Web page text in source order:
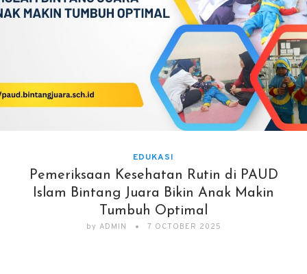
EDUKASI
Pemeriksaan Kesehatan Rutin di PAUD
Islam Bintang Juara Bikin Anak Makin
Tumbuh Optimal
by ADMIN 7 OCTOBER 2025